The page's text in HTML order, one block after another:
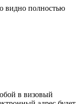
видно полностью
в визовый